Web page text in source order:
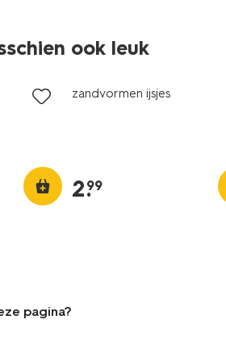
ook leuk
zandvormen ijsjes
2.
99
pagina?